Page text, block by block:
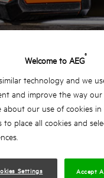
Welcome to AEG®
technology and we
and improve the way
about our use of cookies
place all cookies and
Settings Accept